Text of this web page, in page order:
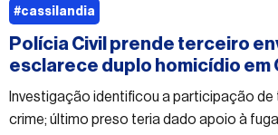
Polícia Civil prende terceiro
esclarece duplo homicídio em
Investigação identificou a participação de
crime; último preso teria dado apoio à
#cassilandia